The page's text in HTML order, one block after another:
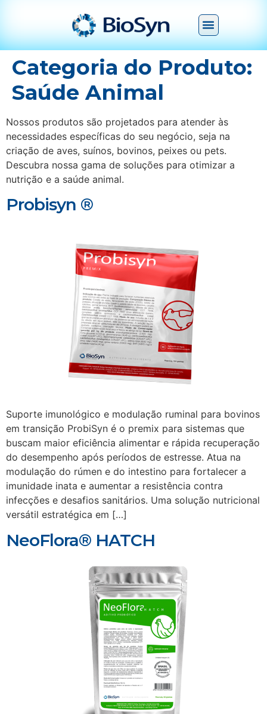
Categoria do Produto:
Saúde Animal
Nossos produtos são projetados para atender às
necessidades específicas do seu negócio, seja na
criação de aves, suínos, bovinos, peixes ou pets.
Descubra nossa gama de soluções para otimizar a
nutrição e a saúde animal.
Probisyn ®
Suporte imunológico e modulação ruminal para bovinos
em transição ProbiSyn é o premix para sistemas que
buscam maior eficiência alimentar e rápida recuperação
do desempenho após períodos de estresse. Atua na
modulação do rúmen e do intestino para fortalecer a
imunidade inata e aumentar a resistência contra
infecções e desafios sanitários. Uma solução nutricional
versátil estratégica em […]
NeoFlora® HATCH